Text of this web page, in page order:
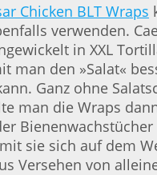
Chicken BLT Wraps
verwenden.
in XXL
man den »Salat«
Ganz ohne
man die Wraps
Bienenwachstücher
sie sich auf dem
Versehen von